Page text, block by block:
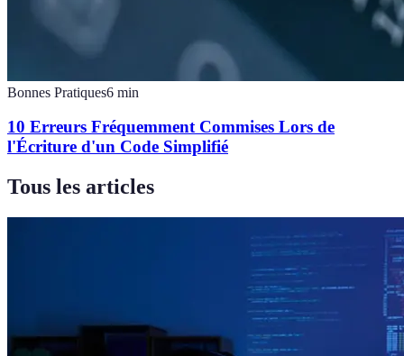
Bonnes Pratiques6 min
10 Erreurs Fréquemment Commises Lors de
l'Écriture d'un Code Simplifié
Tous les articles